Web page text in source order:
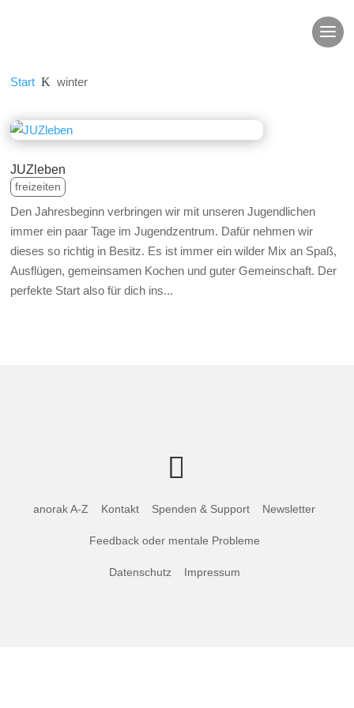
Start K winter
JUZleben
freizeiten
Den Jahresbeginn verbringen wir mit unseren Jugendlichen
immer ein paar Tage im Jugendzentrum. Dafür nehmen wir
dieses so richtig in Besitz. Es ist immer ein wilder Mix an Spaß,
Ausflügen, gemeinsamen Kochen und guter Gemeinschaft. Der
perfekte Start also für dich ins...
anorak A-Z Kontakt Spenden & Support Newsletter
Feedback oder mentale Probleme
Datenschutz Impressum